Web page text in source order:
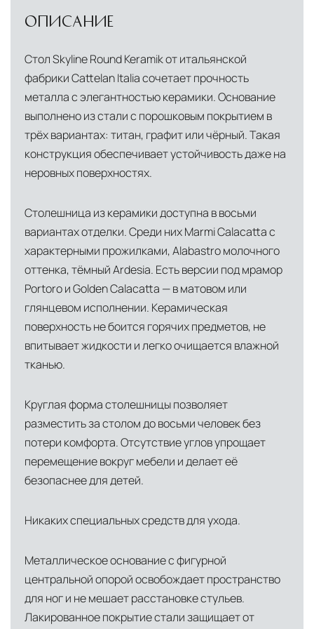
условиях. Наличие собственной
доставки и обеспечить полный контроль над
сохранностью продукции.
Глобальная сеть распределительных
центров
Помимо Москвы, мы располагаем
логистическими узлами в ключевых
международных хабах:
Дубай, ОАЭ— региональный центр для
Ближнего Востока и Азии
Кипр— распределительная база для
Средиземноморского региона
Лондон, Великобритания—
логистический хаб для европейского рынка
США— центр доставки для
североамериканского сегмента
сеть партнёрских складов
Условия доставки по Москве и Московской
области
Для клиентов Москвы и МО предусмотрены
товара от нашего склада непосредственно к
месту назначения с соблюдением сроков
Профессиональная выгрузка—
квалифицированные грузчики
ОПИСАНИЕ
Стол Skyline Round Keramik от итальянской
фабрики Cattelan Italia сочетает прочность
металла с элегантностью керамики. Основание
выполнено из стали с порошковым покрытием в
трёх вариантах: титан, графит или чёрный. Такая
конструкция обеспечивает устойчивость даже на
неровных поверхностях.
Столешница из керамики доступна в восьми
вариантах отделки. Среди них Marmi Calacatta с
характерными прожилками, Alabastro молочного
оттенка, тёмный Ardesia. Есть версии под мрамор
Portoro и Golden Calacatta — в матовом или
глянцевом исполнении. Керамическая
поверхность не боится горячих предметов, не
впитывает жидкости и легко очищается влажной
тканью.
Круглая форма столешницы позволяет
разместить за столом до восьми человек без
потери комфорта. Отсутствие углов упрощает
перемещение вокруг мебели и делает её
безопаснее для детей.
Никаких специальных средств для ухода.
Металлическое основание с фигурной
центральной опорой освобождает пространство
для ног и не мешает расстановке стульев.
Лакированное покрытие стали защищает от